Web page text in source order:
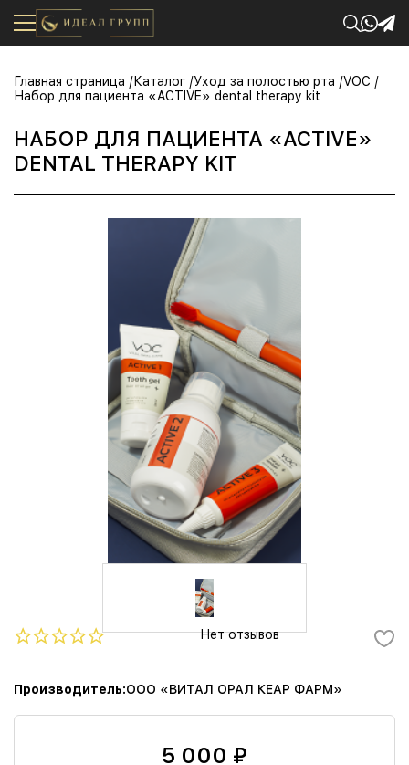
Главная страница Каталог Уход за полостью рта
VOC
Набор для пациента «ACTIVE» dental therapy kit
НАБОР ДЛЯ ПАЦИЕНТА «ACTIVE»
DENTAL THERAPY KIT
Нет отзывов
Производитель ООО «ВИТАЛ ОРАЛ КЕАР ФАРМ»
5 000 ₽